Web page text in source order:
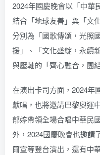
2024年國慶晚會以「中華
結合「地球友善」與「文
分別為「國歌傳頌，光照
援」、「文化盛綻，永續
與壓軸的「齊心融合，團
在演出卡司方面，2024年
獻唱，也將邀請巴黎奧運
郁婷帶領全場合唱中華民
外，2024國慶晚會也邀請
爾宣等登台演出，還有中